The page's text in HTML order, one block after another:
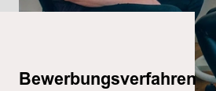
Bewerbungsverfahren